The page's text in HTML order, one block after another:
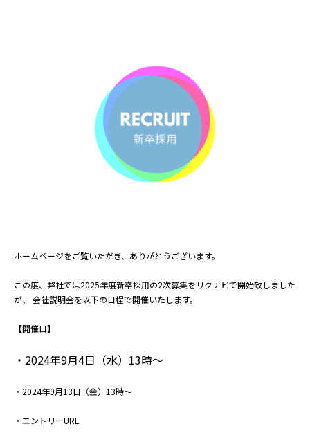
ホームページをご覧いただき、ありがとうございます。
この度、弊社では2025年度新卒採用の2次募集をリクナビで開始致しました
が、 会社説明会を以下の日程で開催いたします。
【開催日】
・2024年9月4日（水）13時～
・2024年9月13日（金）13時～
・エントリーURL